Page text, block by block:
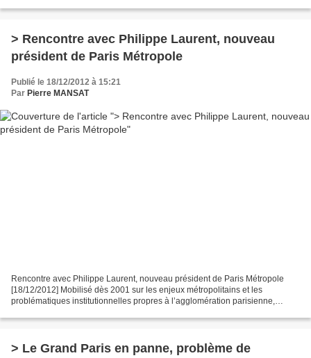
> Rencontre avec Philippe Laurent, nouveau
président de Paris Métropole
Publié le 18/12/2012 à 15:21
Par Pierre MANSAT
Rencontre avec Philippe Laurent, nouveau président de Paris Métropole
[18/12/2012] Mobilisé dès 2001 sur les enjeux métropolitains et les
problématiques institutionnelles propres à l’agglomération parisienne,
> Le Grand Paris en panne, problème de